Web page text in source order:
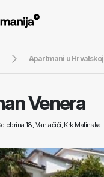
Apartmani u Hrvatskoj
Venera
18, Vantačići, Krk Malinska